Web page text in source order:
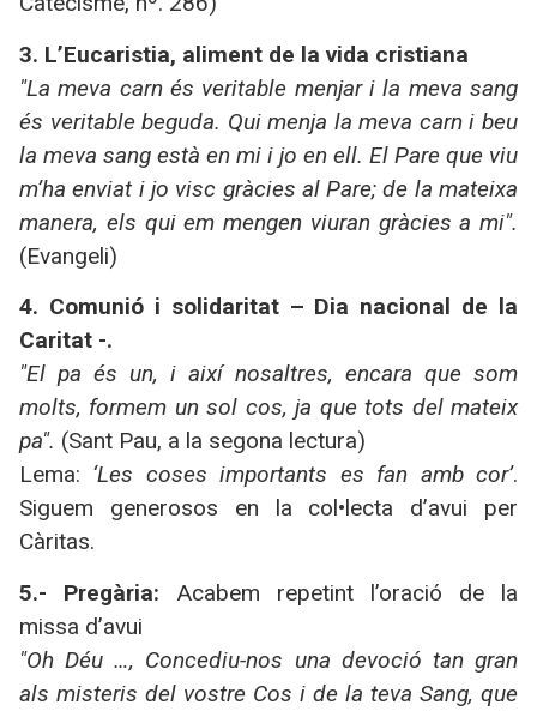
3. L’Eucaristia, aliment de la vida cristiana
"La meva carn és veritable menjar i la meva sang
és veritable beguda. Qui menja la meva carn i beu
la meva sang està en mi i jo en ell. El Pare que viu
m’ha enviat i jo visc gràcies al Pare; de la mateixa
manera, els qui em mengen viuran gràcies a mi".
(Evangeli)
4. Comunió i solidaritat – Dia nacional de la
Caritat -.
"El pa és un, i així nosaltres, encara que som
molts, formem un sol cos, ja que tots del mateix
pa". (Sant Pau, a la segona lectura)
Lema: ‘Les coses importants es fan amb cor’.
Siguem generosos en la col•lecta d’avui per
Càritas.
5.- Pregària: Acabem repetint l’oració de la
missa d’avui
"Oh Déu …, Concediu-nos una devoció tan gran
als misteris del vostre Cos i de la teva Sang, que